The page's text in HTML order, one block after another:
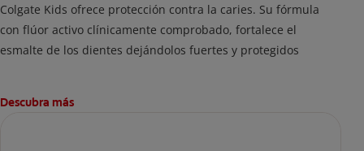
Colgate Kids ofrece protección contra la caries. Su fórmula
con flúor activo clínicamente comprobado, fortalece el
esmalte de los dientes dejándolos fuertes y protegidos
Descubra más